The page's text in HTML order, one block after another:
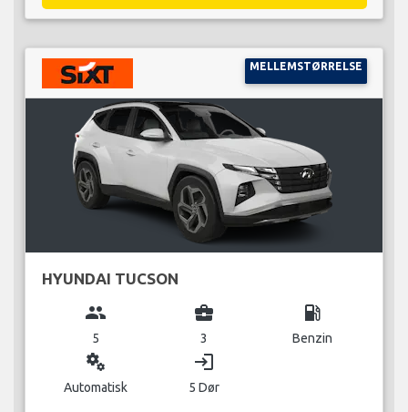
MELLEMSTØRRELSE
HYUNDAI TUCSON
group
5
business_center
3
local_gas_station
Benzin
miscellaneous_services
Automatisk
login
5 Dør